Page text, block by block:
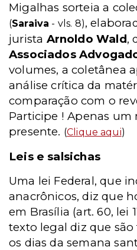
Migalhas sorteia a
(Saraiva - vls. 8),
jurista Arnoldo Wald,
Associados
volumes, a coletânea
análise crítica da
comparação com o
Participe ! Apenas um
presente. (Clique aqui)
Leis e salsichas
Uma lei Federal, que
anacrônicos, diz que
em Brasília (art. 60, lei
texto legal diz que
os dias da semana